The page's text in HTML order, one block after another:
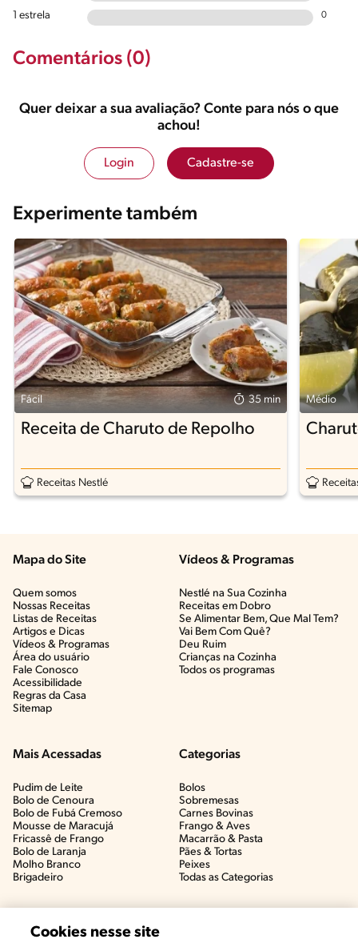
1 estrela 0
Comentários (0)
Quer deixar a sua avaliação? Conte para nós o que
achou!
Login Cadastre-se
Experimente também
Fácil 35 min
Receita de Charuto de Repolho
Receitas Nestlé
Médio
Mapa do Site
Quem somos
Nossas Receitas
Listas de Receitas​
Artigos e Dicas​
Vídeos & Programas​
Área do usuário
Fale Conosco
Acessibilidade
Regras da Casa
Sitemap
Vídeos & Programas​
Nestlé na Sua Cozinha
Receitas em Dobro
Se Alimentar Bem, Que Mal Tem?​
Vai Bem Com Quê?​
Deu Ruim​
Crianças na Cozinha​
Todos os programas
Mais Acessadas
Pudim de Leite
Bolo de Cenoura
Bolo de Fubá Cremoso
Mousse de Maracujá
Fricassê de Frango
Bolo de Laranja
Molho Branco
Brigadeiro
Categorias
Bolos
Sobremesas
Carnes Bovinas​
Frango & Aves​
Macarrão & Pasta​
Pães & Tortas​
Peixes
Todas as Categorias
Cookies nesse site